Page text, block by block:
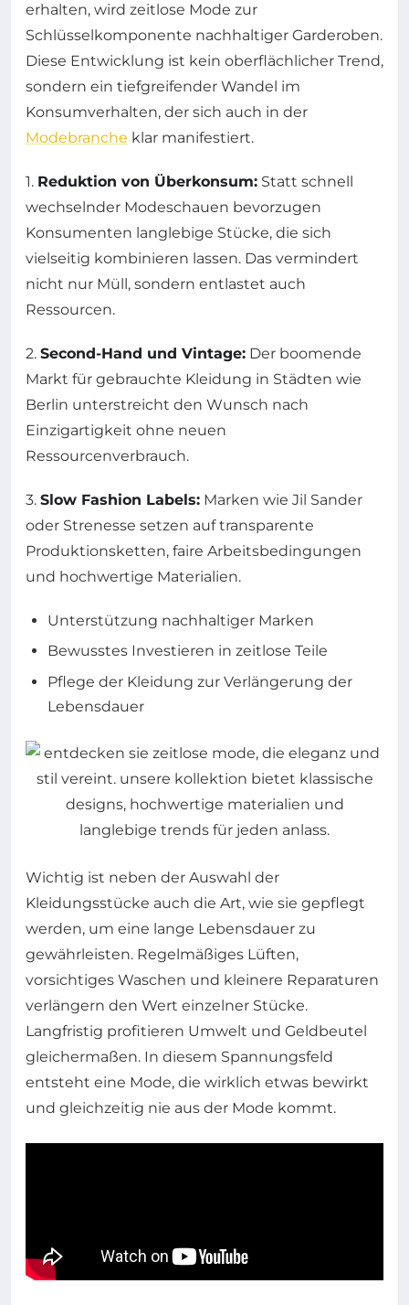
erhalten, wird zeitlose Mode zur
Schlüsselkomponente nachhaltiger Garderoben.
Diese Entwicklung ist kein oberflächlicher Trend,
sondern ein tiefgreifender Wandel im
Konsumverhalten, der sich auch in der
Modebranche klar manifestiert.
1. Reduktion von Überkonsum: Statt schnell
wechselnder Modeschauen bevorzugen
Konsumenten langlebige Stücke, die sich
vielseitig kombinieren lassen. Das vermindert
nicht nur Müll, sondern entlastet auch
Ressourcen.
2. Second-Hand und Vintage: Der boomende
Markt für gebrauchte Kleidung in Städten wie
Berlin unterstreicht den Wunsch nach
Einzigartigkeit ohne neuen
Ressourcenverbrauch.
3. Slow Fashion Labels: Marken wie Jil Sander
oder Strenesse setzen auf transparente
Produktionsketten, faire Arbeitsbedingungen
und hochwertige Materialien.
Unterstützung nachhaltiger Marken
Bewusstes Investieren in zeitlose Teile
Pflege der Kleidung zur Verlängerung der
Lebensdauer
Wichtig ist neben der Auswahl der
Kleidungsstücke auch die Art, wie sie gepflegt
werden, um eine lange Lebensdauer zu
gewährleisten. Regelmäßiges Lüften,
vorsichtiges Waschen und kleinere Reparaturen
verlängern den Wert einzelner Stücke.
Langfristig profitieren Umwelt und Geldbeutel
gleichermaßen. In diesem Spannungsfeld
entsteht eine Mode, die wirklich etwas bewirkt
und gleichzeitig nie aus der Mode kommt.